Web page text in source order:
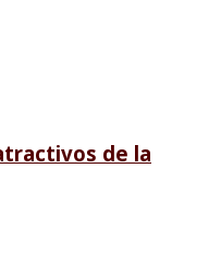
de la